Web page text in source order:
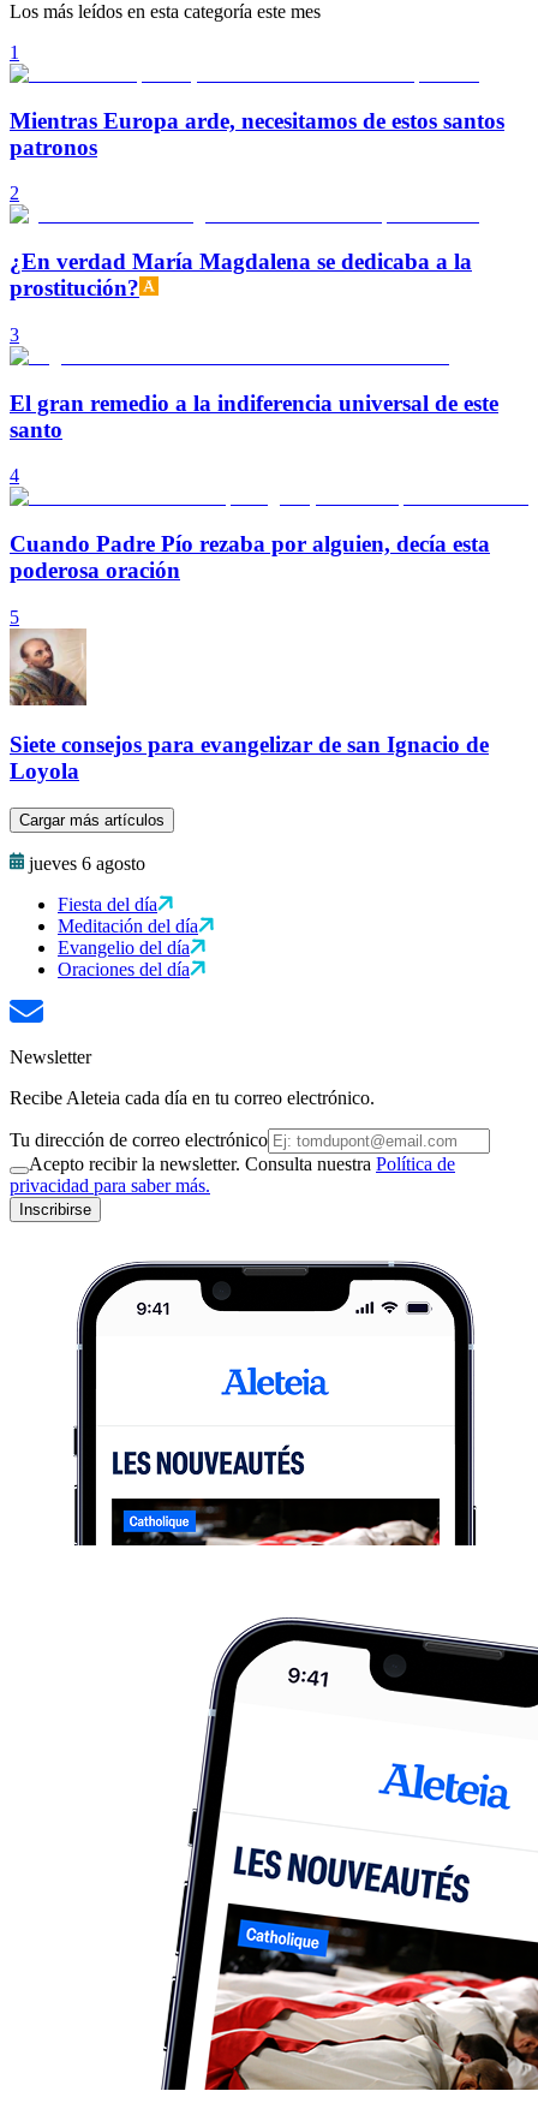
Los más leídos en esta categoría este mes
1
Mientras Europa arde, necesitamos de estos santos
patronos
2
¿En verdad María Magdalena se dedicaba a la
prostitución?
3
El gran remedio a la indiferencia universal de este
santo
4
Cuando Padre Pío rezaba por alguien, decía esta
poderosa oración
5
Siete consejos para evangelizar de san Ignacio de
Loyola
Cargar más artículos
jueves 6 agosto
Fiesta del día
Meditación del día
Evangelio del día
Oraciones del día
Newsletter
Recibe Aleteia cada día en tu correo electrónico.
Tu dirección de correo electrónico
Acepto recibir la newsletter. Consulta nuestra Política de
privacidad para saber más.
Inscribirse